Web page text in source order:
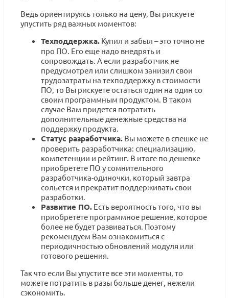
Ведь ориентируясь только на цену, Вы рискуете
упустить ряд важных моментов:
Техподдержка. Купил и забыл – это точно не
про ПО. Его еще надо внедрять и
сопровождать. А если разработчик не
предусмотрел или слишком занизил свои
трудозатраты на техподдержку в стоимости
ПО, то Вы рискуете остаться один на один со
своим программным продуктом. В таком
случае Вам придется потратить
дополнительные денежные средства на
поддержку продукта.
Статус разработчика. Вы можете в спешке не
проверить разработчика: специализацию,
компетенции и рейтинг. В итоге по дешевке
приобретете ПО у сомнительного
разработчика-одиночки, который завтра
сольется и прекратит поддерживать свои
разработки.
Развитие ПО. Есть вероятность того, что вы
приобретете программное решение, которое
более не будет развиваться. Поэтому
рекомендуем Вам ознакомиться с
периодичностью обновлений модуля или
готового решения.
Так что если Вы упустите все эти моменты, то
можете потратить в разы больше денег, нежели
сэкономить.